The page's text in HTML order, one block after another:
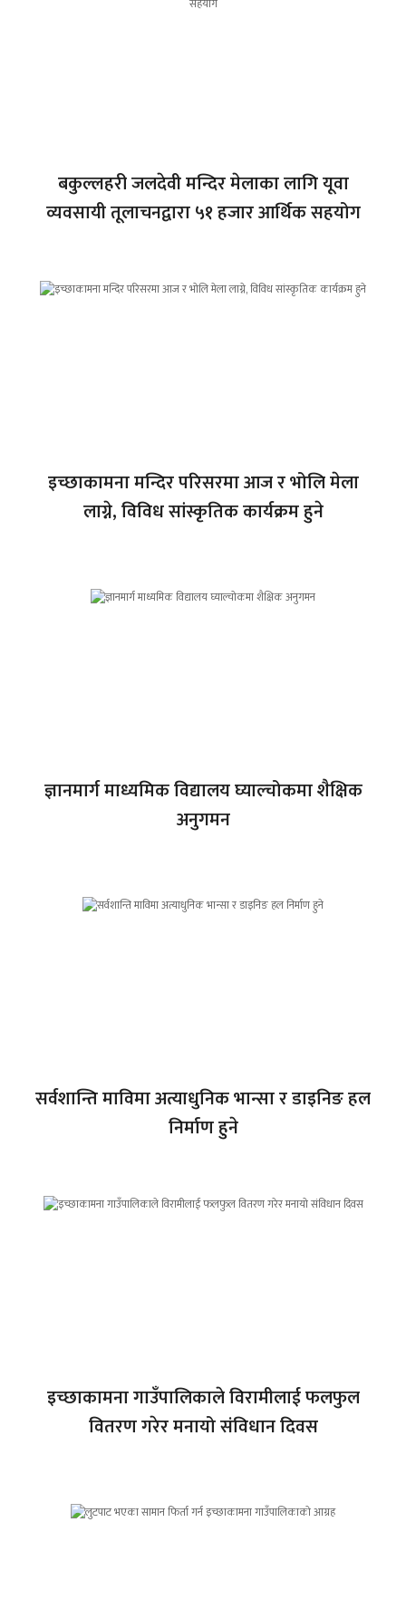
बकुल्लहरी जलदेवी मन्दिर मेलाका लागि यूवा
व्यवसायी तूलाचनद्वारा ५१ हजार आर्थिक सहयोग
इच्छाकामना मन्दिर परिसरमा आज र भोलि मेला
लाग्ने, विविध सांस्कृतिक कार्यक्रम हुने
ज्ञानमार्ग माध्यमिक विद्यालय घ्याल्चोकमा शैक्षिक
अनुगमन
सर्वशान्ति माविमा अत्याधुनिक भान्सा र डाइनिङ हल
निर्माण हुने
इच्छाकामना गाउँपालिकाले विरामीलाई फलफुल
वितरण गरेर मनायो संविधान दिवस